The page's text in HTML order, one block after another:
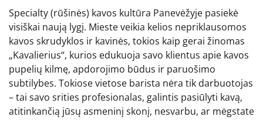
Specialty (rūšinės) kavos kultūra Panevėžyje pasiekė
visiškai naują lygį. Mieste veikia kelios nepriklausomos
kavos skrudyklos ir kavinės, tokios kaip gerai žinomas
„Kavalierius“, kurios edukuoja savo klientus apie kavos
pupelių kilmę, apdorojimo būdus ir paruošimo
subtilybes. Tokiose vietose barista nėra tik darbuotojas
– tai savo srities profesionalas, galintis pasiūlyti kavą,
atitinkančią jūsų asmeninį skonį, nesvarbu, ar mėgstate